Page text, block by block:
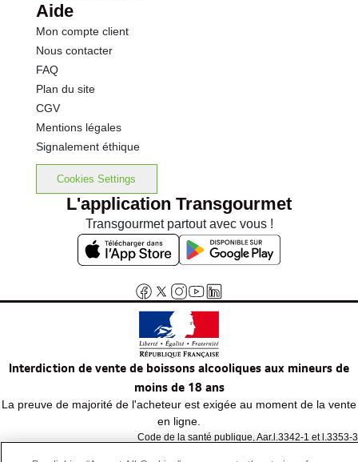
Aide
Mon compte client
Nous contacter
FAQ
Plan du site
CGV
Mentions légales
Signalement éthique
Cookies Settings
L'application Transgourmet
Transgourmet partout avec vous !
Interdiction de vente de boissons alcooliques aux mineurs de
moins de 18 ans
La preuve de majorité de l'acheteur est exigée au moment de la vente
en ligne.
Code de la santé publique, Aar.l.3342-1 et l.3353-3